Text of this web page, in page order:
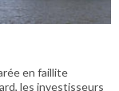
en faillite
les investisseurs